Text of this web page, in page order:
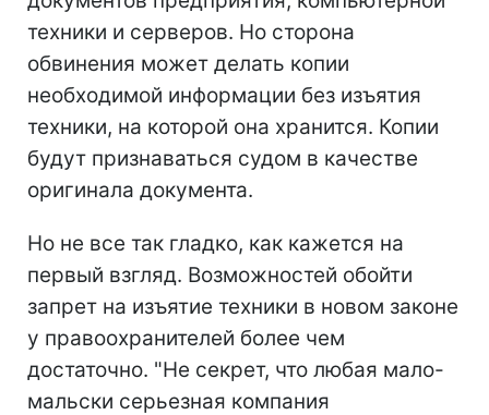
техники и серверов. Но сторона
обвинения может делать копии
необходимой информации без изъятия
техники, на которой она хранится. Копии
будут признаваться судом в качестве
оригинала документа.
Но не все так гладко, как кажется на
первый взгляд. Возможностей обойти
запрет на изъятие техники в новом законе
у правоохранителей более чем
достаточно. "Не секрет, что любая мало-
мальски серьезная компания